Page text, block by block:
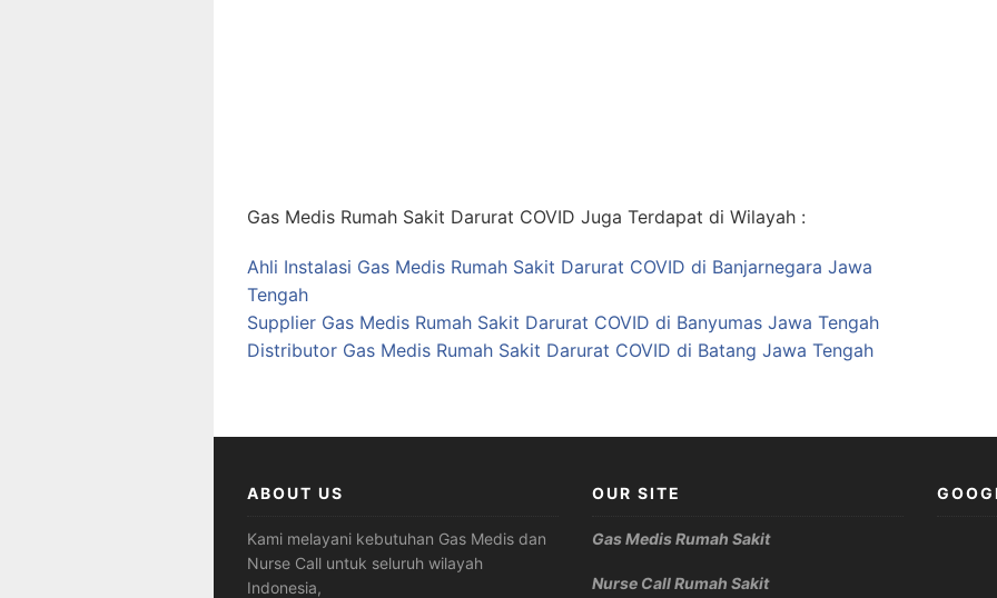
Gas Medis Rumah Sakit Darurat COVID Juga Terdapat di Wilayah :
Ahli Instalasi Gas Medis Rumah Sakit Darurat COVID di Banjarnegara Jawa
Tengah
Supplier Gas Medis Rumah Sakit Darurat COVID di Banyumas Jawa Tengah
Distributor Gas Medis Rumah Sakit Darurat COVID di Batang Jawa Tengah
ABOUT US
Kami melayani kebutuhan Gas Medis dan
Nurse Call untuk seluruh wilayah
Indonesia,
OUR SITE
Gas Medis Rumah Sakit
Nurse Call Rumah Sakit